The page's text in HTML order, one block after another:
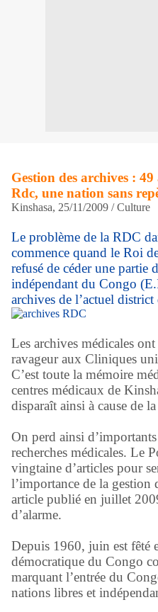
Gestion des archives :
Rdc, une nation sans
Kinshasa, 25/11/2009 / Culture
Le problème de la RDC
commence quand le Roi
refusé de céder une partie
indépendant du Congo
archives de l’actuel
Les archives médicales
ravageur aux Cliniques
C’est toute la mémoire
centres médicaux de
disparaît ainsi à cause de
On perd ainsi
recherches médicales. Le
vingtaine d’articles pour
l’importance de la gestion
article publié en juillet
d’alarme.
Depuis 1960, juin est fêté
démocratique du Congo
marquant l’entrée du
nations libres et